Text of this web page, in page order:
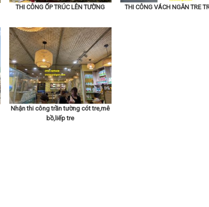
THI CÔNG ỐP TRÚC LÊN TƯỜNG THI CÔNG VÁCH NGĂN TRE
Nhận thi công trần tường cót tre,mê
bồ,liếp tre